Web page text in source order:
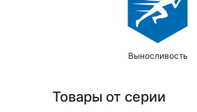
Выносливость
Товары от серии